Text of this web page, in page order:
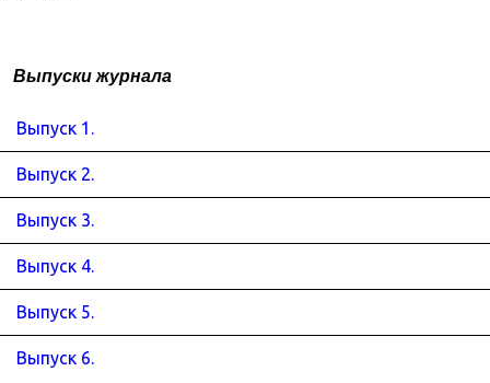
Выпуски журнала
Выпуск 1.
Выпуск 2.
Выпуск 3.
Выпуск 4.
Выпуск 5.
Выпуск 6.